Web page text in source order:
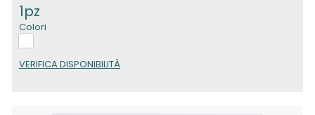
1pz
Colori
VERIFICA DISPONIBILITÀ